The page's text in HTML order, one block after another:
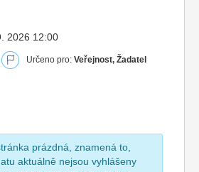
2026 12:00
Určeno pro: Veřejnost, Žadatel
prázdná, znamená to,
aktuálně nejsou vyhlášeny